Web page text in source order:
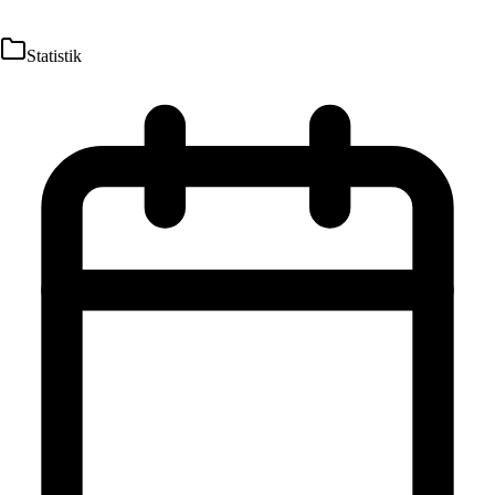
Statistik